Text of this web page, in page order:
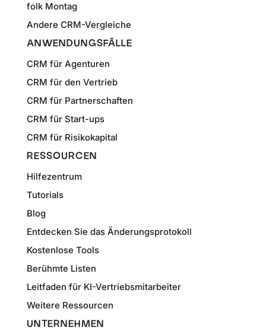
folk Montag
Andere CRM-Vergleiche
ANWENDUNGSFÄLLE
CRM für Agenturen
CRM für den Vertrieb
CRM für Partnerschaften
CRM für Start-ups
CRM für Risikokapital
RESSOURCEN
Hilfezentrum
Tutorials
Blog
Entdecken Sie das Änderungsprotokoll
Kostenlose Tools
Berühmte Listen
Leitfaden für KI-Vertriebsmitarbeiter
Weitere Ressourcen
UNTERNEHMEN